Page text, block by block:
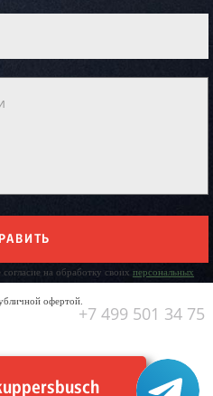
на обработку своих персональных
офертой.
+7 499 501 34 75